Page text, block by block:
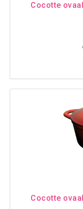
Cocotte
Cocotte